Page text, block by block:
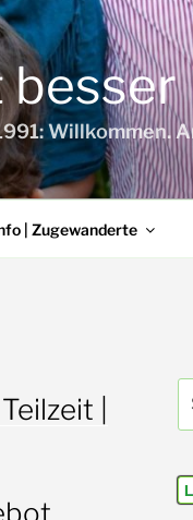
besser
Willkommen.
| Zugewanderte
|